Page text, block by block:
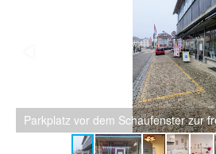
Parkplatz vor dem Schaufenster zur